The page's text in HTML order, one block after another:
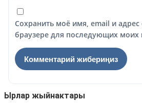
Сохранить моё имя, email и адрес
браузере для последующих моих
Ырлар жыйнактары